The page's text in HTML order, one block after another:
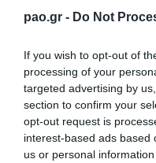
pao.gr - Do Not
If you wish to opt-out of
processing of your
targeted advertising by
section to confirm your
opt-out request is
interest-based ads based
us or personal